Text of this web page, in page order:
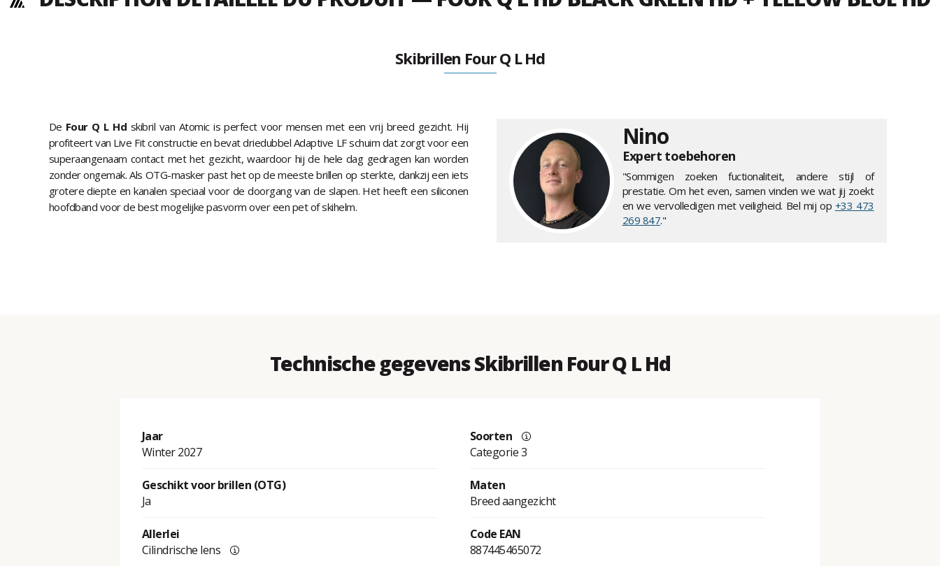
Skibrillen Four Q L Hd
De Four Q L Hd skibril van Atomic is perfect voor mensen met een vrij breed gezicht. Hij
profiteert van Live Fit constructie en bevat driedubbel Adaptive LF schuim dat zorgt voor een
superaangenaam contact met het gezicht, waardoor hij de hele dag gedragen kan worden
zonder ongemak. Als OTG-masker past het op de meeste brillen op sterkte, dankzij een iets
grotere diepte en kanalen speciaal voor de doorgang van de slapen. Het heeft een siliconen
hoofdband voor de best mogelijke pasvorm over een pet of skihelm.
Nino
Expert toebehoren
"Sommigen zoeken fuctionaliteit, andere stijl of
prestatie. Om het even, samen vinden we wat jij zoekt
en we vervolledigen met veiligheid. Bel mij op +33 473
269 847."
Technische gegevens Skibrillen Four Q L Hd
Jaar
Winter 2027
Soorten
Categorie 3
Geschikt voor brillen (OTG)
Ja
Maten
Breed aangezicht
Allerlei
Cilindrische lens
Code EAN
887445465072